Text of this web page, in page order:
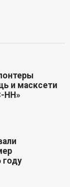
и масксети
НН»
году